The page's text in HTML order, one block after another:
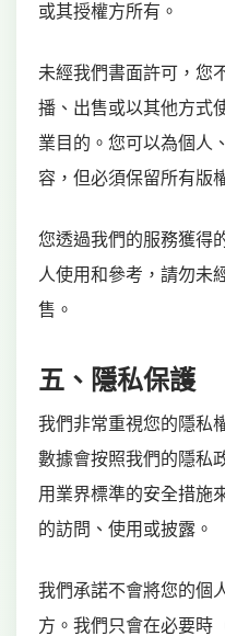
或其授權方所有。
未經我們書面許可，您
播、出售或以其他方式
業目的。您可以為個人
容，但必須保留所有版
您透過我們的服務獲得
人使用和參考，請勿未
售。
五、隱私保護
我們非常重視您的隱私
數據會按照我們的隱私
用業界標準的安全措施
的訪問、使用或披露。
我們承諾不會將您的個
方。我們只會在必要時